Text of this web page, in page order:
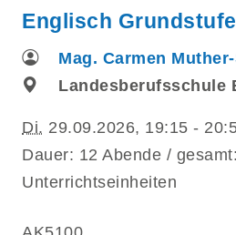
Englisch
Mag. Carmen
Landesberufsschule
Di. 29.09.2026, 19:15 -
Dauer: 12 Abende /
Unterrichtseinheiten